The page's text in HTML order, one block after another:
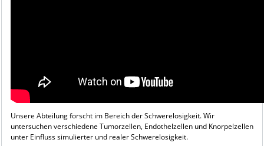
Unsere Abteilung forscht im Bereich der Schwerelosigkeit. Wir
untersuchen verschiedene Tumorzellen, Endothelzellen und Knorpelzellen
unter Einfluss simulierter und realer Schwerelosigkeit.